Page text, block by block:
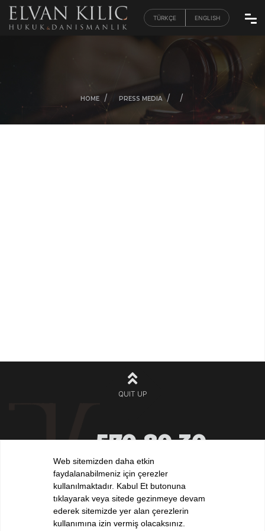
TÜRKÇE ENGLISH
HOME / PRESS MEDIA / /
QUIT UP
570 80 30
+90 532532 32 32
iletisim@elvankilic.com
FOLLOW US !
Web sitemizden daha etkin
faydalanabilmeniz için çerezler
kullanılmaktadır. Kabul Et butonuna
tıklayarak veya sitede gezinmeye devam
ederek sitemizde yer alan çerezlerin
kullanımına izin vermiş olacaksınız.